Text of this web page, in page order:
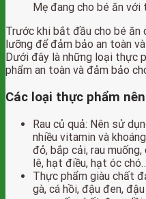
Mẹ đang cho bé ăn với
Trước khi bắt đầu cho bé ăn
lưỡng để đảm bảo an toàn
Dưới đây là những loại thực
phẩm an toàn và đảm bảo
Các loại thực phẩm
Rau củ quả: Nên sử
nhiều vitamin và
đỏ, bắp cải, rau
lê, hạt điều, hạt óc
Thực phẩm giàu chất
gà, cá hồi, đậu đen,